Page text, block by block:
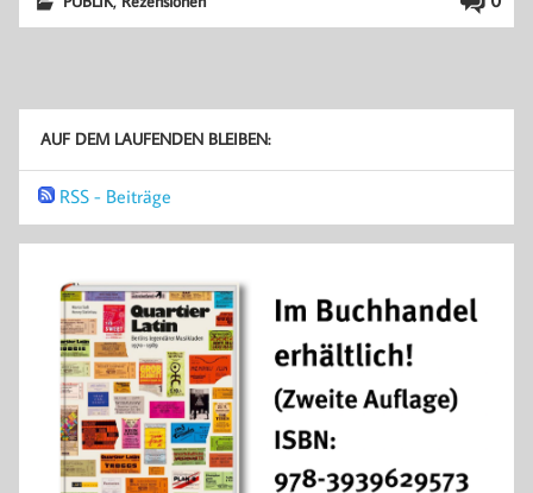
AUF DEM LAUFENDEN BLEIBEN:
RSS - Beiträge